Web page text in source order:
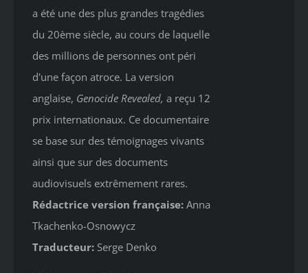
a été une des plus grandes tragédies
du 20ème siècle, au cours de laquelle
des millions de personnes ont péri
d'une façon atroce. La version
anglaise, Genocide Revealed, a reçu 12
prix internationaux. Ce documentaire
se base sur des témoignages vivants
ainsi que sur des documents
audiovisuels extrêmement rares.
Rédactrice version française: Anna
Tkachenko-Osnowycz
Traducteur: Serge Denko